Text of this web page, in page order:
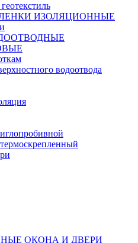
ИЗОЛЯЦИОННЫЕ
водоотвода
ОКОНА И ДВЕРИ